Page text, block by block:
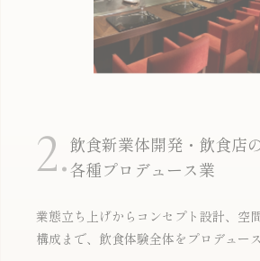
2.飲食新業体開発・飲食店
各種プロデュース業
業態立ち上げからコンセプト設計、空
構成まで、飲食体験全体をプロデュース